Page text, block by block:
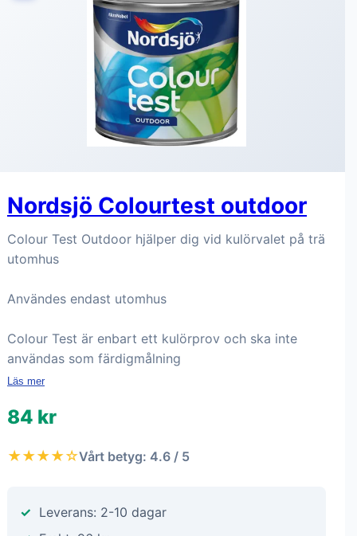
Nordsjö Colourtest outdoor
Colour Test Outdoor hjälper dig vid kulörvalet på trä
utomhus
Användes endast utomhus
Colour Test är enbart ett kulörprov och ska inte
användas som färdigmålning
Läs mer
84 kr
★★★★☆Vårt betyg: 4.6 / 5
Leverans: 2-10 dagar